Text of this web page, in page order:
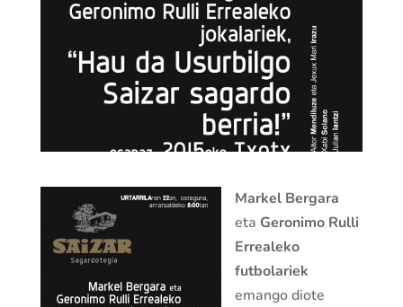
Markel Bergara
eta Geronimo Rulli
Errealeko
futbolariek
emango diote